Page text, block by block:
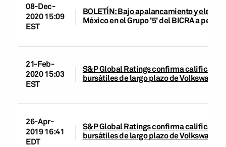
08-Dec-
2020 15:09
EST
BOLETÍN: Bajo apalancamiento y
México en el Grupo '5' del BICRA a
21-Feb-
2020 15:03
EST
S&P Global Ratings confirma
bursátiles de largo plazo de Volkswagen
26-Apr-
2019 16:41
EDT
S&P Global Ratings confirma
bursátiles de largo plazo de Volkswagen